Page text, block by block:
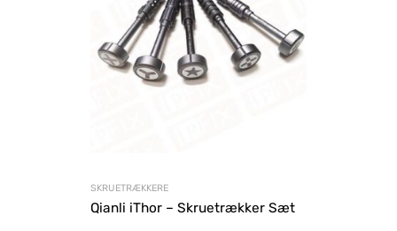
SKRUETRÆKKERE
Qianli iThor – Skruetrækker Sæt